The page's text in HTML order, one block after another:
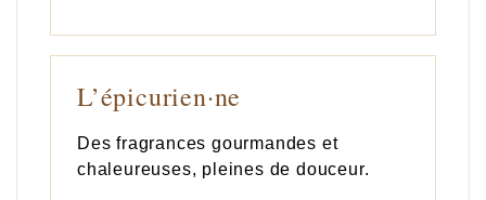
L’épicurien·ne
Des fragrances gourmandes et
chaleureuses, pleines de douceur.